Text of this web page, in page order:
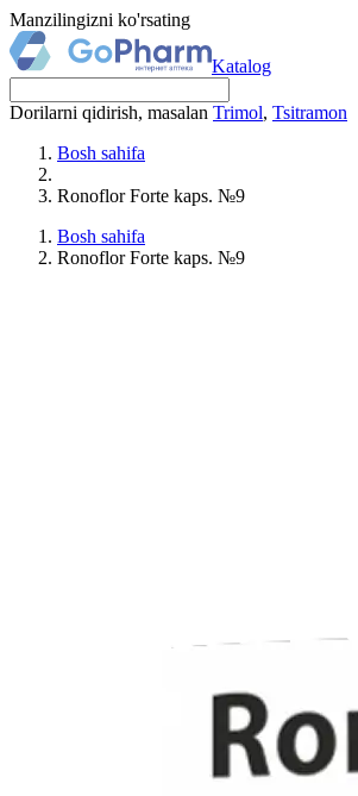
Manzilingizni ko'rsating
Katalog
Dorilarni qidirish, masalan Trimol, Tsitramon
Bosh sahifa
Ronoflor Forte kaps. №9
Bosh sahifa
Ronoflor Forte kaps. №9